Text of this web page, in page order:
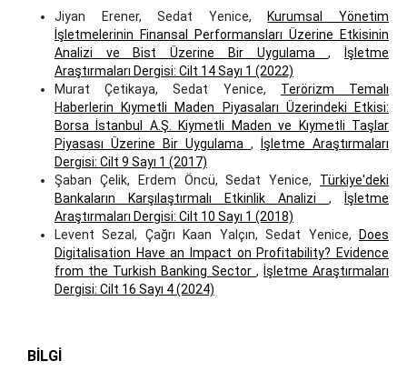
Jiyan Erener, Sedat Yenice, Kurumsal Yönetim
İşletmelerinin Finansal Performansları Üzerine Etkisinin
Analizi ve Bist Üzerine Bir Uygulama,
İşletme
Araştırmaları Dergisi: Cilt 14 Sayı 1 (2022)
Murat Çetikaya, Sedat Yenice, Terörizm Temalı
Haberlerin Kıymetli Maden Piyasaları Üzerindeki Etkisi:
Borsa İstanbul A.Ş. Kiymetli Maden ve Kıymetli Taşlar
Piyasası Üzerine Bir Uygulama,
İşletme Araştırmaları
Dergisi: Cilt 9 Sayı 1 (2017)
Şaban Çelik, Erdem Öncü, Sedat Yenice, Türkiye'deki
Bankaların Karşılaştırmalı Etkinlik Analizi,
İşletme
Araştırmaları Dergisi: Cilt 10 Sayı 1 (2018)
Levent Sezal, Çağrı Kaan Yalçın, Sedat Yenice,
Does
Digitalisation Have an Impact on Profitability? Evidence
from the Turkish Banking Sector, İşletme Araştırmaları
Dergisi: Cilt 16 Sayı 4 (2024)
BILGI